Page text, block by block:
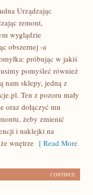
Urządzając
remont,
wyglądzie
obszernej -a
próbując w jakiś
pomyśleć również
nam sklepy, jedną z
Ten z pozoru mały
oraz dołączyć mu
żeby zmienić
i naklejki na
wnętrze [ Read More
CONTINUE